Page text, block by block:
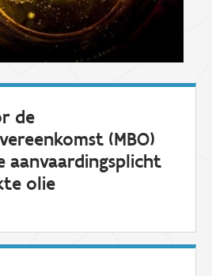
de
(MBO)
aanvaardingsplicht
olie